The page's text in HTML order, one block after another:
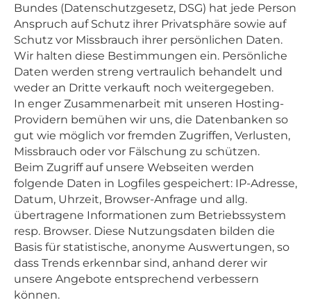
Bundes (Datenschutzgesetz, DSG) hat jede Person
Anspruch auf Schutz ihrer Privatsphäre sowie auf
Schutz vor Missbrauch ihrer persönlichen Daten.
Wir halten diese Bestimmungen ein. Persönliche
Daten werden streng vertraulich behandelt und
weder an Dritte verkauft noch weitergegeben.
In enger Zusammenarbeit mit unseren Hosting-
Providern bemühen wir uns, die Datenbanken so
gut wie möglich vor fremden Zugriffen, Verlusten,
Missbrauch oder vor Fälschung zu schützen.
Beim Zugriff auf unsere Webseiten werden
folgende Daten in Logfiles gespeichert: IP-Adresse,
Datum, Uhrzeit, Browser-Anfrage und allg.
übertragene Informationen zum Betriebssystem
resp. Browser. Diese Nutzungsdaten bilden die
Basis für statistische, anonyme Auswertungen, so
dass Trends erkennbar sind, anhand derer wir
unsere Angebote entsprechend verbessern
können.